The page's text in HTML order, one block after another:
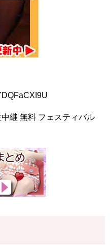
継 無料 フェスティバル